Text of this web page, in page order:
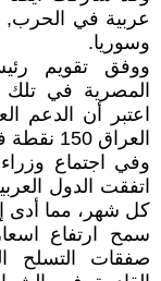
عربية في الحرب,
وسوريا.
ووفق تقويم
المصرية في تلك
اعتبر أن الدعم
العراق 150 نقطة في قوة التأثير.
كل شهر، مما أدى
سمح ارتفاع
صفقات التسلح